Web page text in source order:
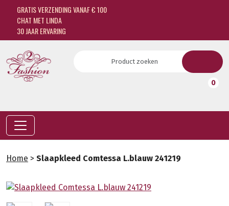
GRATIS VERZENDING VANAF € 100
CHAT MET LINDA
30 JAAR ERVARING
0
Home > Slaapkleed Comtessa L.blauw 241219